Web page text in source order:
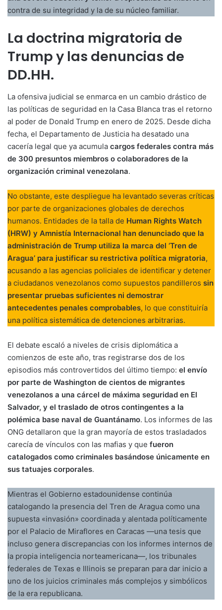
contra de su integridad y la de su núcleo familiar.
La doctrina migratoria de
Trump y las denuncias de
DD.HH.
La ofensiva judicial se enmarca en un cambio drástico de
las políticas de seguridad en la Casa Blanca tras el retorno
al poder de Donald Trump en enero de 2025. Desde dicha
fecha, el Departamento de Justicia ha desatado una
cacería legal que ya acumula cargos federales contra más
de 300 presuntos miembros o colaboradores de la
organización criminal venezolana.
No obstante, este despliegue ha levantado severas críticas
por parte de organizaciones globales de derechos
humanos. Entidades de la talla de Human Rights Watch
(HRW) y Amnistía Internacional han denunciado que la
administración de Trump utiliza la marca del ‘Tren de
Aragua’ para justificar su restrictiva política migratoria,
acusando a las agencias policiales de identificar y detener
a ciudadanos venezolanos como supuestos pandilleros sin
presentar pruebas suficientes ni demostrar
antecedentes penales comprobables, lo que constituiría
una política sistemática de detenciones arbitrarias.
El debate escaló a niveles de crisis diplomática a
comienzos de este año, tras registrarse dos de los
episodios más controvertidos del último tiempo: el envío
por parte de Washington de cientos de migrantes
venezolanos a una cárcel de máxima seguridad en El
Salvador, y el traslado de otros contingentes a la
polémica base naval de Guantánamo. Los informes de las
ONG detallaron que la gran mayoría de estos trasladados
carecía de vínculos con las mafias y que fueron
catalogados como criminales basándose únicamente en
sus tatuajes corporales.
Mientras el Gobierno estadounidense continúa
catalogando la presencia del Tren de Aragua como una
supuesta «invasión» coordinada y alentada políticamente
por el Palacio de Miraflores en Caracas —una tesis que
incluso genera discrepancias con los informes internos de
la propia inteligencia norteamericana—, los tribunales
federales de Texas e Illinois se preparan para dar inicio a
uno de los juicios criminales más complejos y simbólicos
de la era republicana.